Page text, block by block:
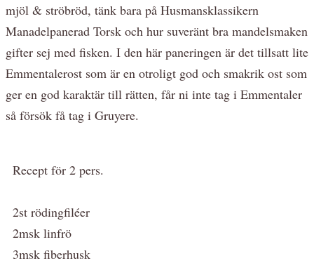
mjöl & ströbröd, tänk bara på Husmansklassikern
Manadelpanerad Torsk och hur suveränt bra mandelsmaken
gifter sej med fisken. I den här paneringen är det tillsatt lite
Emmentalerost som är en otroligt god och smakrik ost som
ger en god karaktär till rätten, får ni inte tag i Emmentaler
så försök få tag i Gruyere.
Recept för 2 pers.
2st rödingfiléer
2msk linfrö
3msk fiberhusk